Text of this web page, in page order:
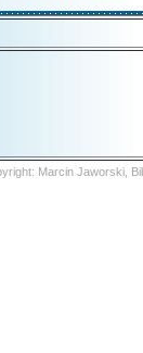
Marcin Jaworski,